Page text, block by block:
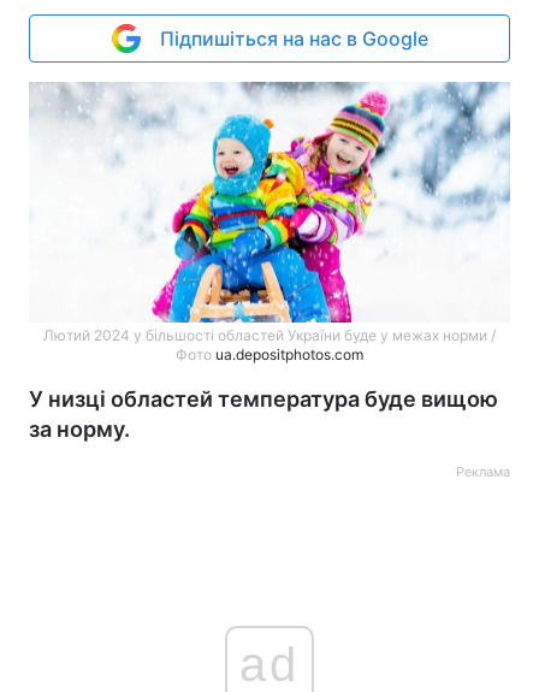
Підпишіться на нас в Google
Лютий 2024 у більшості областей України буде у межах норми /
Фото ua.depositphotos.com
У низці областей температура буде вищою
за норму.
Реклама
ad